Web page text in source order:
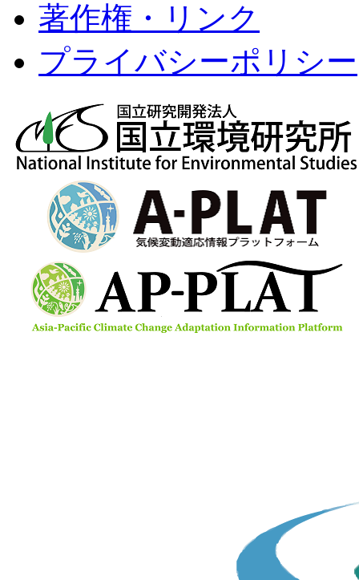
著作権・リンク
プライバシーポリシー